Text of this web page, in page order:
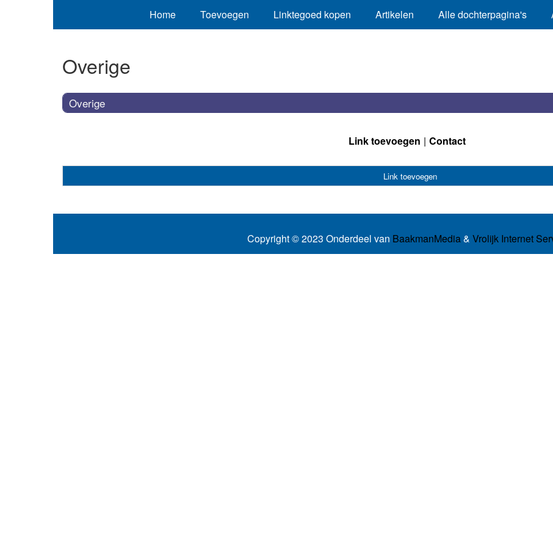
Home Toevoegen Linktegoed kopen Artikelen Alle dochterpagina's
Overige
Overige
Link toevoegen Contact
Link toevoegen
Copyright © 2023 Onderdeel van BaakmanMedia& Vrolijk Internet